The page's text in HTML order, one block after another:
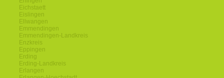
Eichstaett
Eislingen
Ellwangen
Emmendingen
Emmendingen-Landkreis
Enzkreis
Eppingen
Erding
Erding-Landkreis
Erlangen